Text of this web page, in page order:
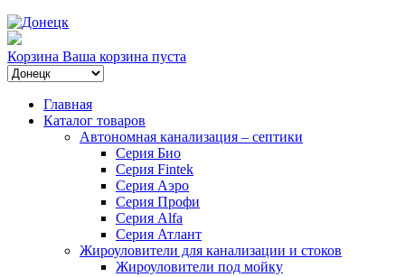
Корзина Ваша корзина пуста
Главная
Каталог товаров
Автономная канализация – септики
Серия Био
Серия Fintek
Серия Аэро
Серия Профи
Серия Alfa
Серия Атлант
Жироуловители для канализации и стоков
Жироуловители под мойку